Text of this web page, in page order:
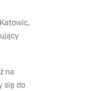
na
się do